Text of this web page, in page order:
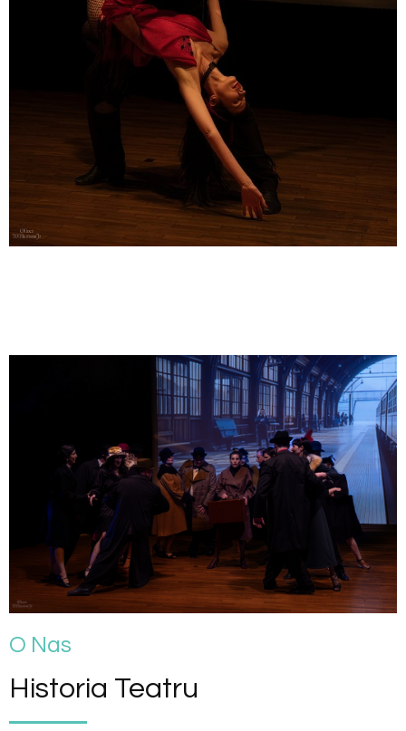
O Nas
Historia Teatru